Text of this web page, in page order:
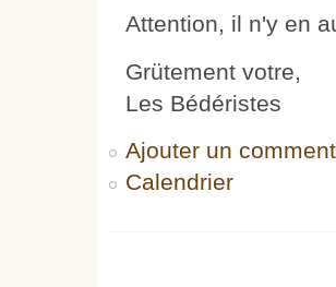
Attention, il n'y en
Grütement votre,
Les Bédéristes
Ajouter un
Calendrier